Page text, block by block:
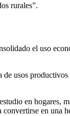
rurales”.
el uso
usos
en hogares,
en una